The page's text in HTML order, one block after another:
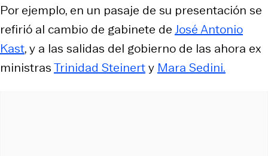
Por ejemplo, en un pasaje de su presentación se
refirió al cambio de gabinete de José Antonio
Kast, y a las salidas del gobierno de las ahora ex
ministrasTrinidad Steinerty Mara Sedini.